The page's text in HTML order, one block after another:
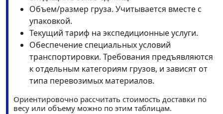
Объем/размер груза. Учитывается вместе с
упаковкой.
Текущий тариф на экспедиционные услуги.
Обеспечение специальных условий
транспортировки. Требования предъявляются
к отдельным категориям грузов, и зависят от
типа перевозимых материалов.
Ориентировочно рассчитать стоимость доставки по
весу или объему можно по этим таблицам.